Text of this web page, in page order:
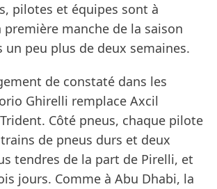
pilotes et équipes sont à
première manche de la saison
un peu plus de deux semaines.
de constaté dans les
Ghirelli remplace Axcil
Côté pneus, chaque pilote
de pneus durs et deux
tendres de la part de Pirelli, et
jours. Comme à Abu Dhabi, la